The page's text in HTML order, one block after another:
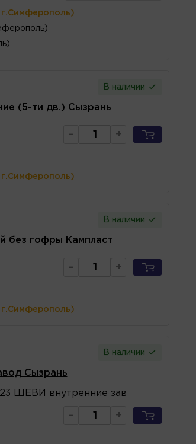
г.Симферополь)
В наличии
(5-ти дв.) Сызрань
- +
г.Симферополь)
В наличии
без гофры Кампласт
- +
г.Симферополь)
В наличии
Сызрань
ШЕВИ внутренние зав
- +